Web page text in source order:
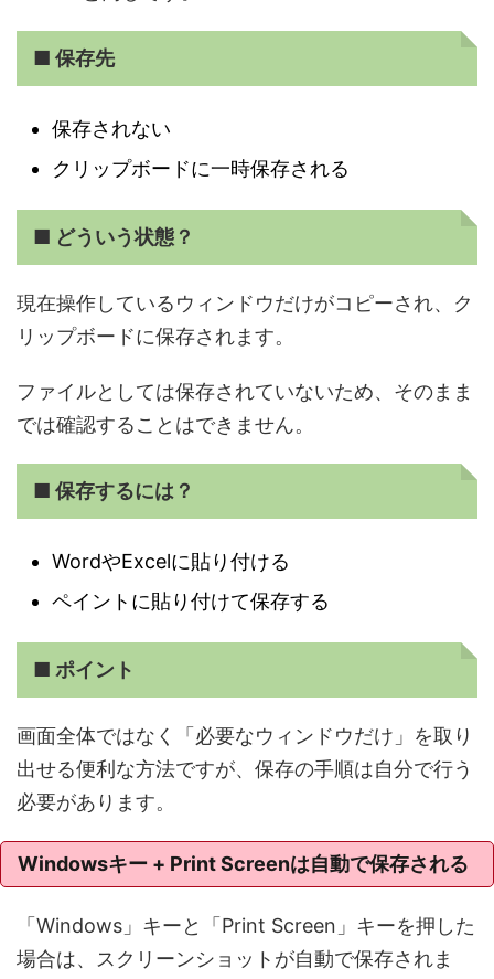
■ 保存先
保存されない
クリップボードに一時保存される
■ どういう状態？
現在操作しているウィンドウだけがコピーされ、ク
リップボードに保存されます。
ファイルとしては保存されていないため、そのまま
では確認することはできません。
■ 保存するには？
WordやExcelに貼り付ける
ペイントに貼り付けて保存する
■ ポイント
画面全体ではなく「必要なウィンドウだけ」を取り
出せる便利な方法ですが、保存の手順は自分で行う
必要があります。
Windowsキー + Print Screenは自動で保存される
「Windows」キーと「Print Screen」キーを押した
場合は、スクリーンショットが自動で保存されま